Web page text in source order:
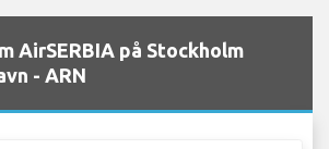
AirSERBIA på Stockholm
- ARN